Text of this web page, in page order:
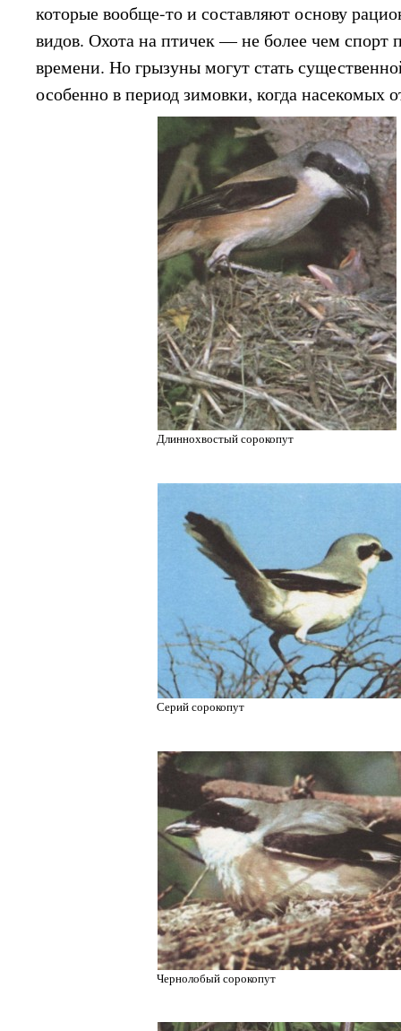
которые вообще-то и составляют основу
видов. Охота на птичек — не более чем спорт
времени. Но грызуны могут стать
особенно в период зимовки, когда насекомых
Длиннохвостый сорокопут
Серий сорокопут
Чернолобый сорокопут